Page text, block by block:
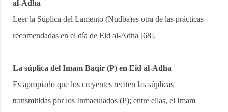
al-Adha
Leer la Súplica del Lamento (Nudba)es otra de las prácticas
recomendadas en el día de Eid al-Adha [68].
La súplica del Imam Baqir (P) en Eid al-Adha
Es apropiado que los creyentes reciten las súplicas
transmitidas por los Inmaculados (P); entre ellas, el Imam